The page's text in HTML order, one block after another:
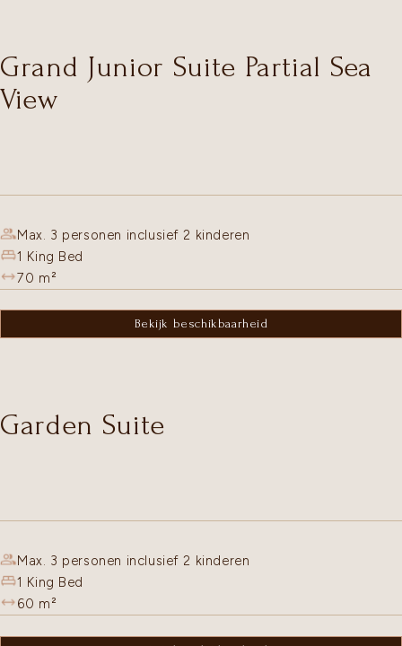
Grand Junior Suite Partial Sea
View
Max. 3 personen inclusief 2 kinderen
1 King Bed
70 m²
Bekijk beschikbaarheid
Garden Suite
Max. 3 personen inclusief 2 kinderen
1 King Bed
60 m²